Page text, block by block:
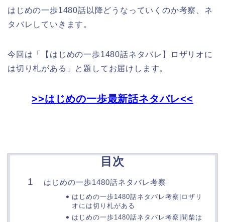
はじめの一歩1480話以降どうなっていくのか考察、ネ
タバレしていきます。
今回は「【はじめの一歩1480話ネタバレ】ロザリオに
は切り札がある」と題してお届けします。
>>はじめの一歩最新話ネタバレ<<
目次
はじめの一歩1480話ネタバレ考察
はじめの一歩1480話ネタバレ考察|ロザリ
オには切り札がある
はじめの一歩1480話ネタバレ考察|間柴は